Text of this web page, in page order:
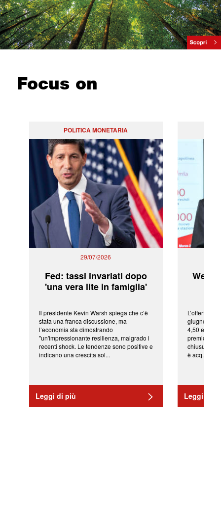
Focus on
POLITICA MONETARIA
29/07/2026
Fed: tassi invariati dopo
'una vera lite in famiglia'
Il presidente Kevin Warsh spiega che c’è
stata una franca discussione, ma
l’economia sta dimostrando
"un'impressionante resilienza, malgrado i
recenti shock. Le tendenze sono positive e
indicano una crescita sol...
Leggi di più
L’offerta
giugno da
4,50 euro
premio di
chiusura
è acq...
Leggi di